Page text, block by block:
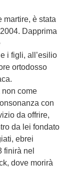
martire, è stata
Dapprima
i figli, all’esilio
ortodosso
non come
con
da offrire,
da lei fondato
ebrei
finirà nel
dove morirà